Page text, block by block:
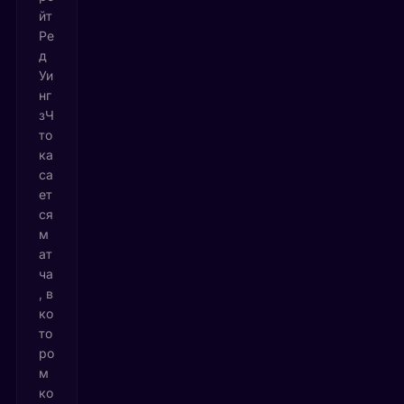
йт
Ре
д
Уи
нг
зЧ
то
ка
са
ет
ся
м
ат
ча
, в
ко
то
ро
м
ко